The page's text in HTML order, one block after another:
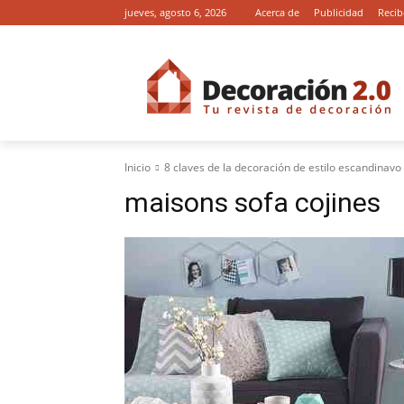
jueves, agosto 6, 2026 Acerca de Publicidad
Inicio 8 claves de la decoración de estilo escandinavo
maisons sofa cojines